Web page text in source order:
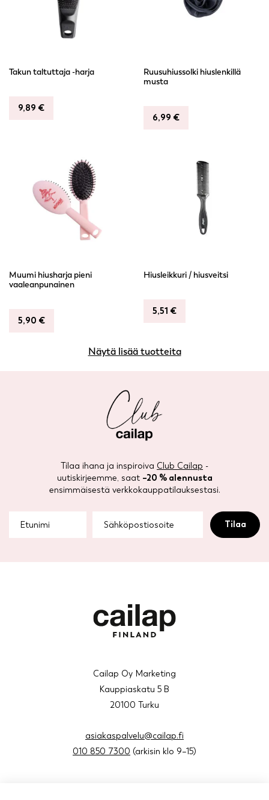
Takun taltuttaja -harja
9,89 €
Ruusuhiussolki hiuslenkillä
musta
6,99 €
Muumi hiusharja pieni
vaaleanpunainen
5,90 €
Hiusleikkuri / hiusveitsi
5,51 €
Näytä lisää tuotteita
Tilaa ihana ja inspiroiva Club Cailap -
uutiskirjeemme, saat –20 % alennusta
ensimmäisestä verkkokauppatilauksestasi.
Cailap Oy Marketing
Kauppiaskatu 5 B
20100 Turku
asiakaspalvelu@cailap.fi
010 850 7300 (arkisin klo 9–15)